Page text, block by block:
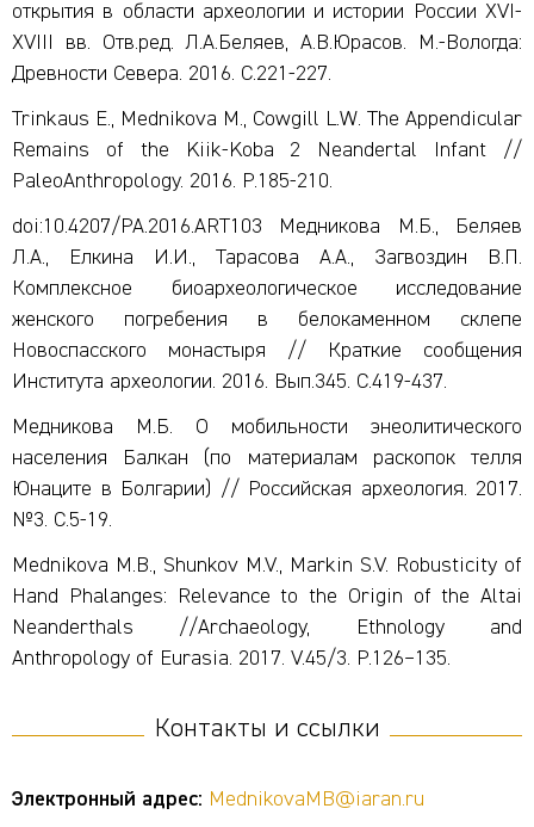
открытия в области археологии и истории России XVI-
XVIII вв. Отв.ред. Л.А.Беляев, А.В.Юрасов. М.-Вологда:
Древности Севера. 2016. C.221-227.
Trinkaus E., Mednikova M., Cowgill L.W. The Appendicular
Remains of the Kiik-Koba 2 Neandertal Infant //
PaleoAnthropology. 2016. P.185-210.
doi:10.4207/PA.2016.ART103 Медникова М.Б., Беляев
Л.А., Елкина И.И., Тарасова А.А., Загвоздин В.П.
Комплексное биоархеологическое исследование
женского погребения в белокаменном склепе
Новоспасского монастыря // Краткие сообщения
Института археологии. 2016. Вып.345. С.419-437.
Медникова М.Б. О мобильности энеолитического
населения Балкан (по материалам раскопок телля
Юнаците в Болгарии) // Российская археология. 2017.
№3. С.5-19.
Mednikova M.B., Shunkov M.V., Markin S.V. Robusticity of
Hand Phalanges: Relevance to the Origin of the Altai
Neanderthals //Archaeology, Ethnology and
Anthropology of Eurasia. 2017. V.45/3. P.126–135.
Контакты и ссылки
Электронный адрес: MednikovaMB@iaran.ru